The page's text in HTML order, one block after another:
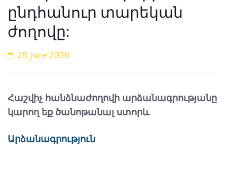
ընդհանուր տարեկան
ժողովը:
25 June 2026
Հաշվիչ հանձնաժողովի արձանագրությանը
կարող եք ծանոթանալ ստորև
Արձանագրություն